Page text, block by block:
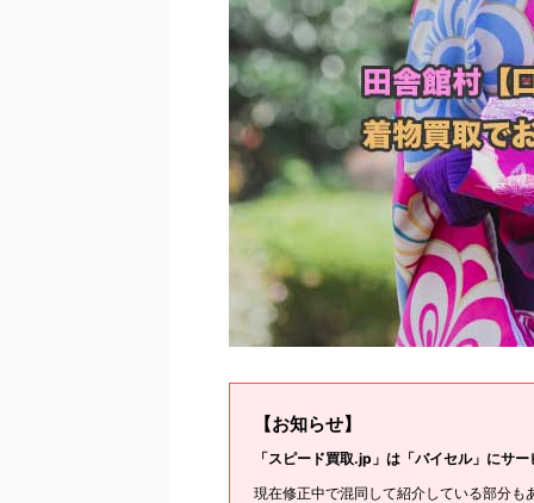
【お知らせ】
「スピード買取.jp」は「バイセル」にサ
現在修正中で混同して紹介している部分も